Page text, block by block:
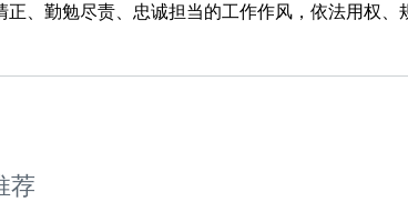
正、勤勉尽责、忠诚担当的工作作风，依法用权、
荐